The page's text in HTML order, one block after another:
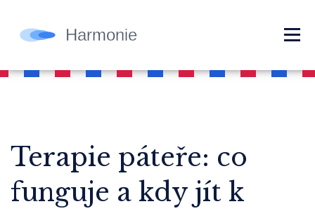
Terapie páteře: co
funguje a kdy jít k